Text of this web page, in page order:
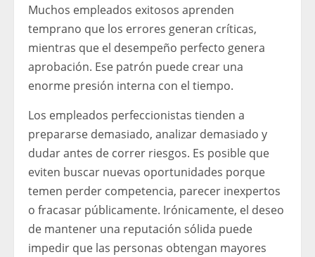
Muchos empleados exitosos aprenden
temprano que los errores generan críticas,
mientras que el desempeño perfecto genera
aprobación. Ese patrón puede crear una
enorme presión interna con el tiempo.
Los empleados perfeccionistas tienden a
prepararse demasiado, analizar demasiado y
dudar antes de correr riesgos. Es posible que
eviten buscar nuevas oportunidades porque
temen perder competencia, parecer inexpertos
o fracasar públicamente. Irónicamente, el deseo
de mantener una reputación sólida puede
impedir que las personas obtengan mayores